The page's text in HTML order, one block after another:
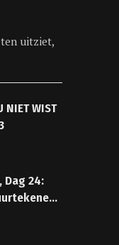
uitziet,
NIET WIST
Dag 24: